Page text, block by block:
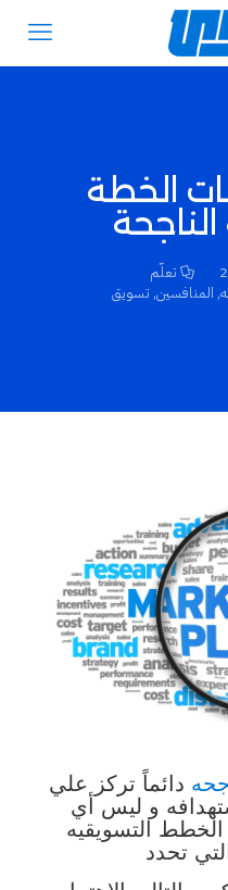
الخطة
تعلّم
, المنافسين, تسويق
دائماً تركز علي
و ليس أي
التسويقيه
تحدد